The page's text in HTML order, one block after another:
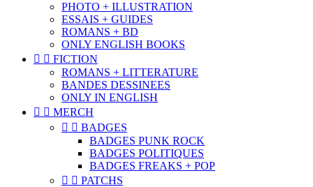
PHOTO + ILLUSTRATION
ESSAIS + GUIDES
ROMANS + BD
ONLY ENGLISH BOOKS
  FICTION
ROMANS + LITTERATURE
BANDES DESSINEES
ONLY IN ENGLISH
  MERCH
  BADGES
BADGES PUNK ROCK
BADGES POLITIQUES
BADGES FREAKS + POP
  PATCHS